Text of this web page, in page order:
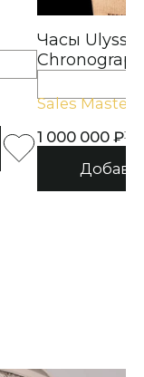
Часы Ulysse
Chronograph
Sales Master
1 000 000
1